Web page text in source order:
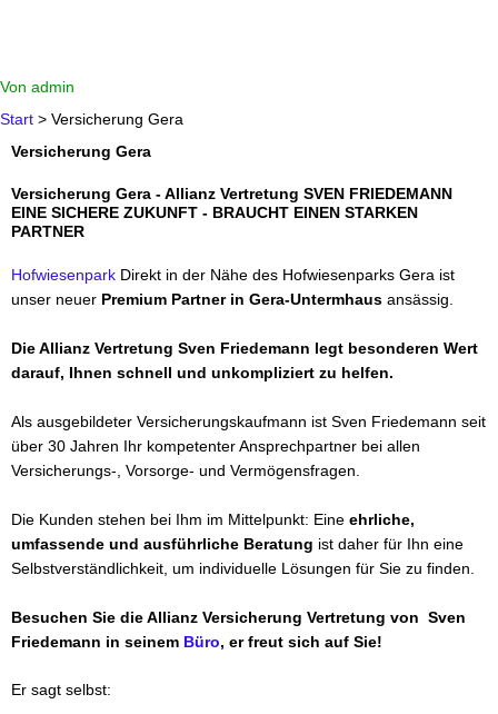
Von admin
Start
Versicherung Gera
Versicherung Gera
Versicherung Gera - Allianz Vertretung SVEN FRIEDEMANN
EINE SICHERE ZUKUNFT - BRAUCHT EINEN STARKEN
PARTNER
Hofwiesenpark Direkt in der Nähe des Hofwiesenparks Gera ist
unser neuer Premium Partner in Gera-Untermhaus ansässig.
Die Allianz Vertretung Sven Friedemann legt besonderen Wert
darauf, Ihnen schnell und unkompliziert zu helfen.
Als ausgebildeter Versicherungskaufmann ist Sven Friedemann seit
über 30 Jahren Ihr kompetenter Ansprechpartner bei allen
Versicherungs-, Vorsorge- und Vermögensfragen.
Die Kunden stehen bei Ihm im Mittelpunkt: Eine ehrliche,
umfassende und ausführliche Beratung ist daher für Ihn eine
Selbstverständlichkeit, um individuelle Lösungen für Sie zu finden.
Besuchen Sie die Allianz Versicherung Vertretung von Sven
Friedemann in seinem Büro, er freut sich auf Sie!
Er sagt selbst: